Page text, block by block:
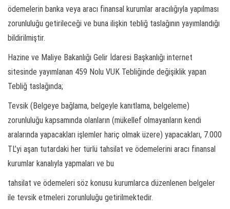
ödemelerin banka veya aracı finansal kurumlar aracılığıyla yapılması
zorunluluğu getirileceği ve buna ilişkin tebliğ taslağının yayımlandığı
bildirilmiştir.
Hazine ve Maliye Bakanlığı Gelir İdaresi Başkanlığı internet
sitesinde yayımlanan 459 Nolu VUK Tebliğinde değişiklik yapan
Tebliğ taslağında;
Tevsik (Belgeye bağlama, belgeyle kanıtlama, belgeleme)
zorunluluğu kapsamında olanların (mükellef olmayanların kendi
aralarında yapacakları işlemler hariç olmak üzere) yapacakları, 7.000
TL’yi aşan tutardaki her türlü tahsilat ve ödemelerini aracı finansal
kurumlar kanalıyla yapmaları ve bu
tahsilat ve ödemeleri söz konusu kurumlarca düzenlenen belgeler
ile tevsik etmeleri zorunluluğu getirilmektedir.